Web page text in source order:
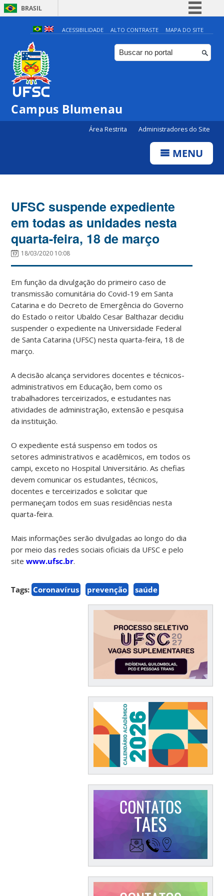
BRASIL
Simplifique!
Comunica BR
Participe
ACESSIBILIDADE ALTO CONTRASTE MAPA DO SITE
Campus Blumenau
Área Restrita Administradores do Site
MENU
UFSC suspende expediente
em todas as unidades nesta
quarta-feira, 18 de março
18/03/2020 10:08
Em função da divulgação do primeiro caso de
transmissão comunitária do Covid-19 em Santa
Catarina e do Decreto de Emergência do Governo
do Estado o reitor Ubaldo Cesar Balthazar decidiu
suspender o expediente na Universidade Federal
de Santa Catarina (UFSC) nesta quarta-feira, 18 de
março.
A decisão alcança servidores docentes e técnicos-
administrativos em Educação, bem como os
trabalhadores terceirizados, e estudantes nas
atividades de administração, extensão e pesquisa
da instituição.
O expediente está suspenso em todos os
setores administrativos e acadêmicos, em todos os
campi, exceto no Hospital Universitário. As chefias
devem comunicar os estudantes, técnicos,
docentes e terceirizados e solicitar que
permaneçam todos em suas residências nesta
quarta-feira.
Mais informações serão divulgadas ao longo do dia
por meio das redes sociais oficiais da UFSC e pelo
sitewww.ufsc.br.
Tags: Coronavírus prevenção saúde